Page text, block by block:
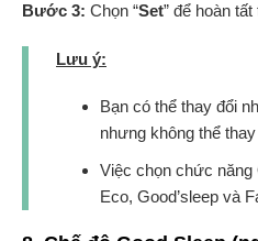
Bước 3: Chọn “Set” để hoàn tất
Lưu ý:
Bạn có thể thay đổi
nhưng không thể
Việc chọn chức
Eco, Good’sleep và